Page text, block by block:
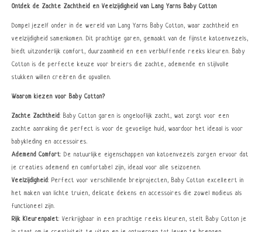
Ontdek de Zachte Zachtheid en Veelzijdigheid van Lang Yarns Baby Cotton
Dompel jezelf onder in de wereld van Lang Yarns Baby Cotton, waar zachtheid en
veelzijdigheid samenkomen. Dit prachtige garen, gemaakt van de fijnste katoenvezels,
biedt uitzonderlijk comfort, duurzaamheid en een verbluffende reeks kleuren. Baby
Cotton is de perfecte keuze voor breiers die zachte, ademende en stijlvolle
stukken willen creëren die opvallen.
Waarom kiezen voor Baby Cotton?
Zachte Zachtheid: Baby Cotton garen is ongelooflijk zacht, wat zorgt voor een
zachte aanraking die perfect is voor de gevoelige huid, waardoor het ideaal is voor
babykleding en accessoires.
Ademend Comfort: De natuurlijke eigenschappen van katoenvezels zorgen ervoor dat
je creaties ademend en comfortabel zijn, ideaal voor alle seizoenen.
Veelzijdigheid: Perfect voor verschillende breiprojecten, Baby Cotton excelleert in
het maken van lichte truien, delicate dekens en accessoires die zowel modieus als
functioneel zijn.
Rijk Kleurenpalet: Verkrijgbaar in een prachtige reeks kleuren, stelt Baby Cotton je